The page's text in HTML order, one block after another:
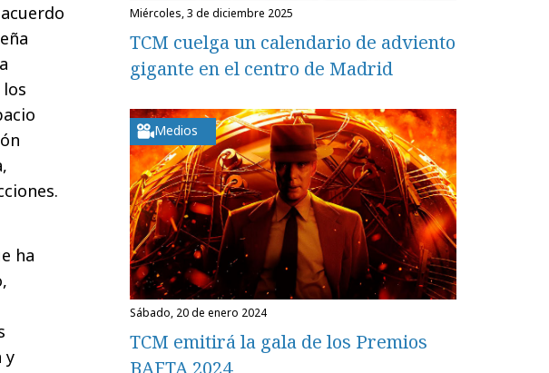
ha
y
miércoles, 3 de diciembre 2025
TCM cuelga un calendario de adviento
gigante en el centro de Madrid
Medios
sábado, 20 de enero 2024
TCM emitirá la gala de los Premios
BAFTA 2024